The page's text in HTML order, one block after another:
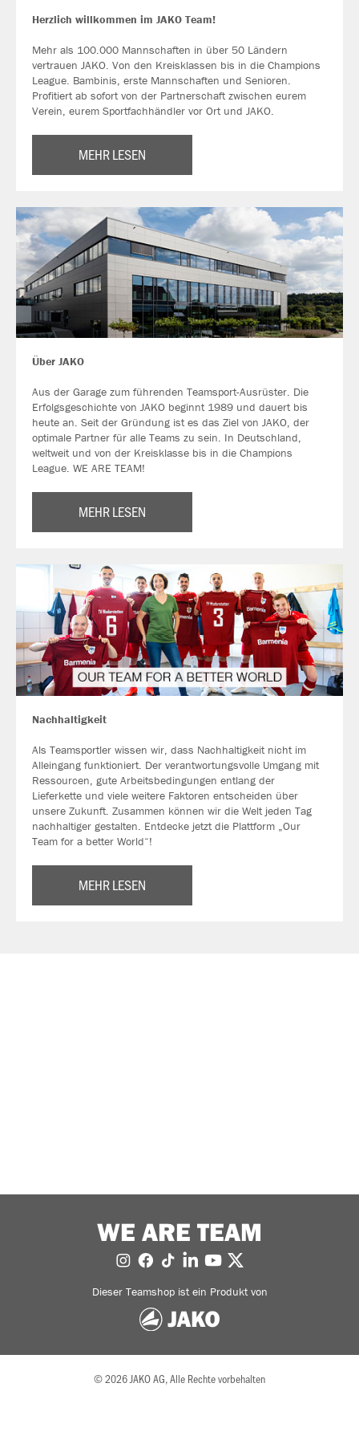
Herzlich willkommen im JAKO Team!
Mehr als 100.000 Mannschaften in über 50 Ländern
vertrauen JAKO. Von den Kreisklassen bis in die Champions
League. Bambinis, erste Mannschaften und Senioren.
Profitiert ab sofort von der Partnerschaft zwischen eurem
Verein, eurem Sportfachhändler vor Ort und JAKO.
MEHR LESEN
Über JAKO
Aus der Garage zum führenden Teamsport-Ausrüster. Die
Erfolgsgeschichte von JAKO beginnt 1989 und dauert bis
heute an. Seit der Gründung ist es das Ziel von JAKO, der
optimale Partner für alle Teams zu sein. In Deutschland,
weltweit und von der Kreisklasse bis in die Champions
League. WE ARE TEAM!
MEHR LESEN
Nachhaltigkeit
Als Teamsportler wissen wir, dass Nachhaltigkeit nicht im
Alleingang funktioniert. Der verantwortungsvolle Umgang mit
Ressourcen, gute Arbeitsbedingungen entlang der
Lieferkette und viele weitere Faktoren entscheiden über
unsere Zukunft. Zusammen können wir die Welt jeden Tag
nachhaltiger gestalten. Entdecke jetzt die Plattform „Our
Team for a better World“!
MEHR LESEN
WE ARE TEAM
Dieser Teamshop ist ein Produkt von
© 2026 JAKO AG, Alle Rechte vorbehalten